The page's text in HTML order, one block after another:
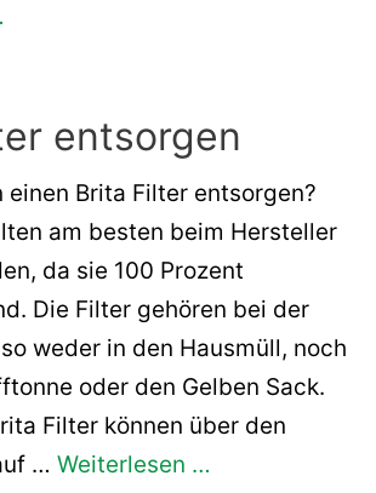
entsorgen
einen Brita Filter entsorgen?
am besten beim Hersteller
da sie 100 Prozent
Die Filter gehören bei der
weder in den Hausmüll, noch
oder den Gelben Sack.
Filter können über den
… Weiterlesen …